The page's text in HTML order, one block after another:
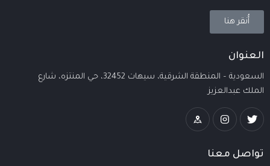
أُنقر هنا
العنوان
السعودية – المنطقة الشرقية، سيهات 32452، حي المنتزه، شارع
الملك عبدالعزيز
تواصل معنا